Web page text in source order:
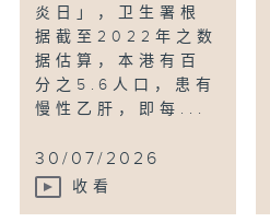
炎日」，卫生署根
据截至2022年之数
据估算，本港有百
分之5.6人口，患有
慢性乙肝，即每...
30/07/2026
收看